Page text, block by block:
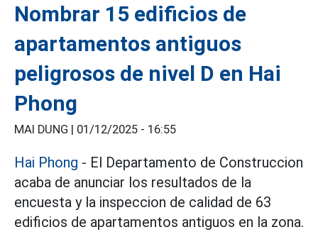
Nombrar 15 edificios de
apartamentos antiguos
peligrosos de nivel D en Hai
Phong
MAI DUNG | 01/12/2025 - 16:55
Hai Phong - El Departamento de Construccion
acaba de anunciar los resultados de la
encuesta y la inspeccion de calidad de 63
edificios de apartamentos antiguos en la zona.